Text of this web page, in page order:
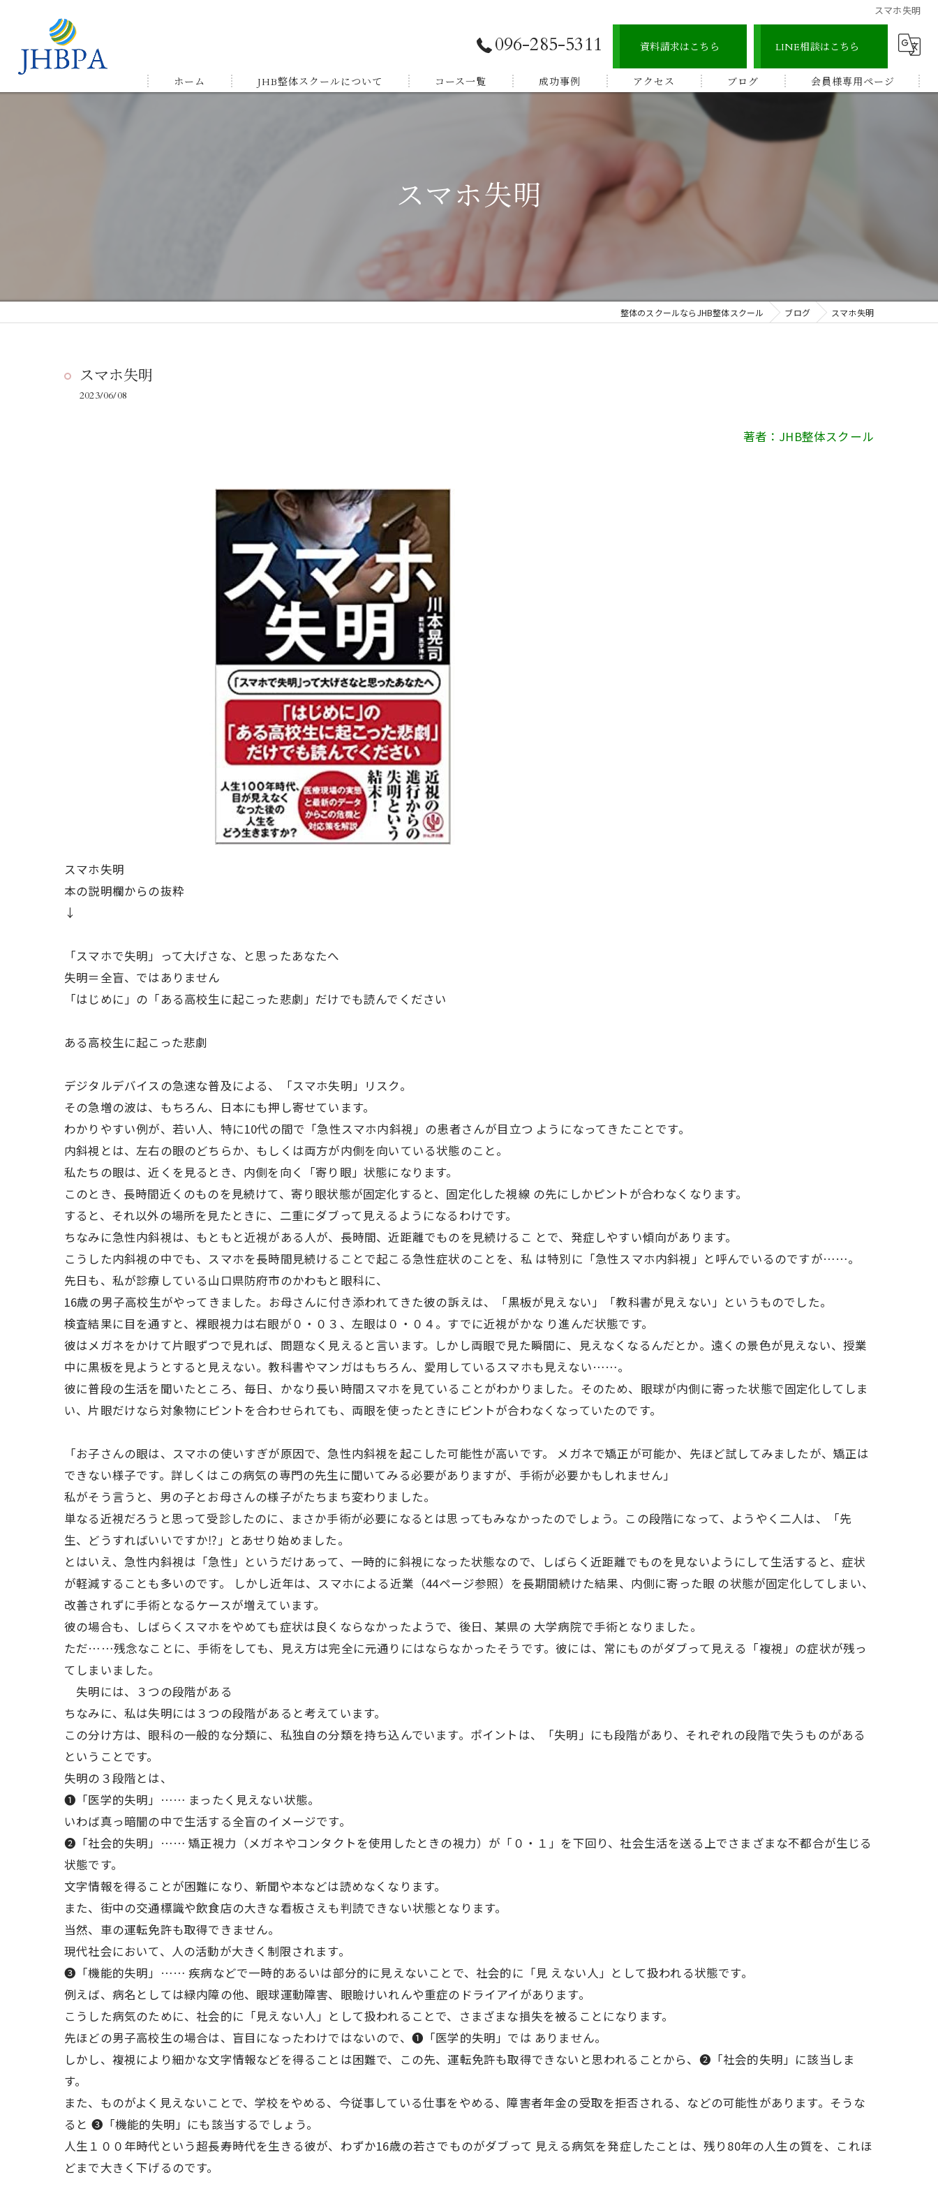
スマホ失明
096-285-5311 資料請求はこちら LINE相談はこちら
ホーム JHB整体スクールについて コース一覧
家族を癒したい
成功事例 アクセス
宇城市三角地区
宇城市松橋地区
熊本南地区
ブログ
コラム
会員様専用ページ
認定整体師コース
スマホ失明
整体のスクールならJHB整体スクール ブログ スマホ失明
スマホ失明
2023/06/08
著者：JHB整体スクール
スマホ失明
本の説明欄からの抜粋
↓
「スマホで失明」って大げさな、と思ったあなたへ
失明＝全盲、ではありません
「はじめに」の「ある高校生に起こった悲劇」だけでも読んでください
ある高校生に起こった悲劇
デジタルデバイスの急速な普及による、「スマホ失明」リスク。
その急増の波は、もちろん、日本にも押し寄せています。
わかりやすい例が、若い人、特に10代の間で「急性スマホ内斜視」の患者さんが目立つ ようになってきたことです。
内斜視とは、左右の眼のどちらか、もしくは両方が内側を向いている状態のこと。
私たちの眼は、近くを見るとき、内側を向く「寄り眼」状態になります。
このとき、長時間近くのものを見続けて、寄り眼状態が固定化すると、固定化した視線 の先にしかピントが合わなくなります。
すると、それ以外の場所を見たときに、二重にダブって見えるようになるわけです。
ちなみに急性内斜視は、もともと近視がある人が、長時間、近距離でものを見続けるこ とで、発症しやすい傾向があります。
こうした内斜視の中でも、スマホを長時間見続けることで起こる急性症状のことを、私 は特別に「急性スマホ内斜視」と呼んでいるのですが……。
先日も、私が診療している山口県防府市のかわもと眼科に、
16歳の男子高校生がやってきました。お母さんに付き添われてきた彼の訴えは、「黒板が見えない」「教科書が見えない」というものでした。
検査結果に目を通すと、裸眼視力は右眼が０・０３、左眼は０・０４。すでに近視がかな り進んだ状態です。
彼はメガネをかけて片眼ずつで見れば、問題なく見えると言います。しかし両眼で見た瞬間に、見えなくなるんだとか。遠くの景色が見えない、授業
中に黒板を見ようとすると見えない。教科書やマンガはもちろん、愛用しているスマホも見えない……。
彼に普段の生活を聞いたところ、毎日、かなり長い時間スマホを見ていることがわかりました。そのため、眼球が内側に寄った状態で固定化してしま
い、片眼だけなら対象物にピントを合わせられても、両眼を使ったときにピントが合わなくなっていたのです。
「お子さんの眼は、スマホの使いすぎが原因で、急性内斜視を起こした可能性が高いです。 メガネで矯正が可能か、先ほど試してみましたが、矯正は
できない様子です。詳しくはこの病気の専門の先生に聞いてみる必要がありますが、手術が必要かもしれません」
私がそう言うと、男の子とお母さんの様子がたちまち変わりました。
単なる近視だろうと思って受診したのに、まさか手術が必要になるとは思ってもみなかったのでしょう。この段階になって、ようやく二人は、「先
生、どうすればいいですか⁉」とあせり始めました。
とはいえ、急性内斜視は「急性」というだけあって、一時的に斜視になった状態なので、しばらく近距離でものを見ないようにして生活すると、症状
が軽減することも多いのです。 しかし近年は、スマホによる近業（44ページ参照）を長期間続けた結果、内側に寄った眼 の状態が固定化してしまい、
改善されずに手術となるケースが増えています。
彼の場合も、しばらくスマホをやめても症状は良くならなかったようで、後日、某県の 大学病院で手術となりました。
ただ……残念なことに、手術をしても、見え方は完全に元通りにはならなかったそうです。彼には、常にものがダブって見える「複視」の症状が残っ
てしまいました。
失明には、３つの段階がある
ちなみに、私は失明には３つの段階があると考えています。
この分け方は、眼科の一般的な分類に、私独自の分類を持ち込んでいます。ポイントは、「失明」にも段階があり、それぞれの段階で失うものがある
ということです。
失明の３段階とは、
❶「医学的失明」…… まったく見えない状態。
いわば真っ暗闇の中で生活する全盲のイメージです。
❷「社会的失明」…… 矯正視力（メガネやコンタクトを使用したときの視力）が「０・１」を下回り、社会生活を送る上でさまざまな不都合が生じる
状態です。
文字情報を得ることが困難になり、新聞や本などは読めなくなります。
また、街中の交通標識や飲食店の大きな看板さえも判読できない状態となります。
当然、車の運転免許も取得できません。
現代社会において、人の活動が大きく制限されます。
❸「機能的失明」…… 疾病などで一時的あるいは部分的に見えないことで、社会的に「見 えない人」として扱われる状態です。
例えば、病名としては緑内障の他、眼球運動障害、眼瞼けいれんや重症のドライアイがあります。
こうした病気のために、社会的に「見えない人」として扱われることで、さまざまな損失を被ることになります。
先ほどの男子高校生の場合は、盲目になったわけではないので、❶「医学的失明」では ありません。
しかし、複視により細かな文字情報などを得ることは困難で、この先、運転免許も取得できないと思われることから、❷「社会的失明」に該当しま
す。
また、ものがよく見えないことで、学校をやめる、今従事している仕事をやめる、障害者年金の受取を拒否される、などの可能性があります。そうな
ると ❸「機能的失明」にも該当するでしょう。
人生１００年時代という超長寿時代を生きる彼が、わずか16歳の若さでものがダブって 見える病気を発症したことは、残り80年の人生の質を、これほ
どまで大きく下げるのです。